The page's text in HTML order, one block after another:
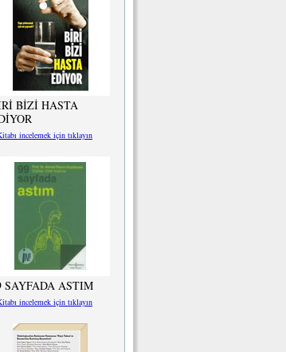
BİZİ HASTA
incelemek için tıklayın
SAYFADA ASTIM
incelemek için tıklayın